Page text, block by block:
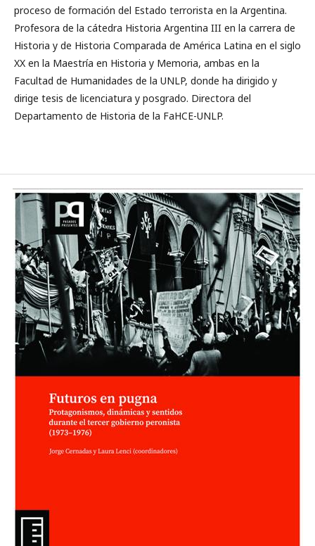
proceso de formación del Estado terrorista en la Argentina.
Profesora de la cátedra Historia Argentina III en la carrera de
Historia y de Historia Comparada de América Latina en el siglo
XX en la Maestría en Historia y Memoria, ambas en la
Facultad de Humanidades de la UNLP, donde ha dirigido y
dirige tesis de licenciatura y posgrado. Directora del
Departamento de Historia de la FaHCE-UNLP.